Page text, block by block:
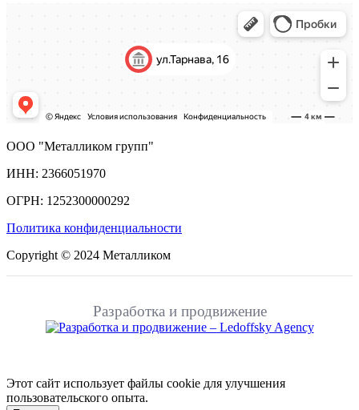
ООО "Металликом групп"
ИНН: 2366051970
ОГРН: 1252300000292
Политика конфиденциальности
Copyright © 2024 Металликом
Разработка и продвижение
Этот сайт использует файлы cookie для улучшения
пользовательского опыта.